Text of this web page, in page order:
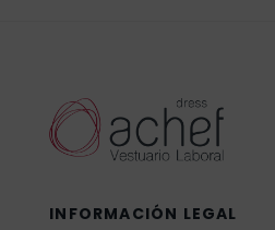
INFORMACIÓN LEGAL